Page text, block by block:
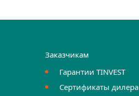
Заказчикам
Гарантии TINVEST
Сертификаты дилера